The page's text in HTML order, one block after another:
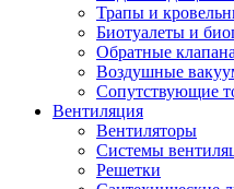
Трапы и
Биотуалеты и
Обратные
Воздушные
Сопутствующие
Вентиляция
Вентиляторы
Системы
Решетки